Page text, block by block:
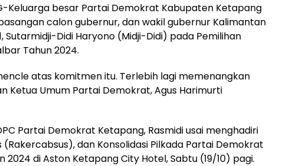
Keluarga besar Partai Demokrat Kabupaten Ketapang
calon gubernur, dan wakil gubernur Kalimantan
Sutarmidji-Didi Haryono (Midji-Didi) pada Pemilihan
Tahun 2024.
atas komitmen itu. Terlebih lagi memenangkan
Ketua Umum Partai Demokrat, Agus Harimurti
Partai Demokrat Ketapang, Rasmidi usai menghadiri
(Rakercabsus), dan Konsolidasi Pilkada Partai Demokrat
di Aston Ketapang City Hotel, Sabtu (19/10) pagi.